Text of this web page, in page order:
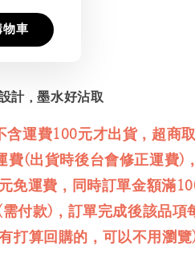
物車
計，墨水好沾取
含運費100元才出貨，超商
費(出貨時後台會修正運費)
免運費，同時訂單金額滿
付款)，訂單完成後該品項
打算回購的，可以不用瀏